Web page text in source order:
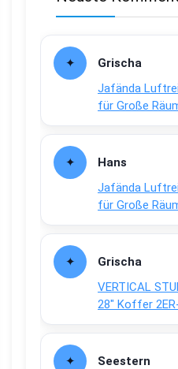
Grischa
Jafända
für Große
Hans
Jafända
für Große
Grischa
VERTICAL
28″ Koffer
Seestern